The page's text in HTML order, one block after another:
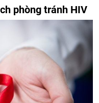
phòng tránh HIV